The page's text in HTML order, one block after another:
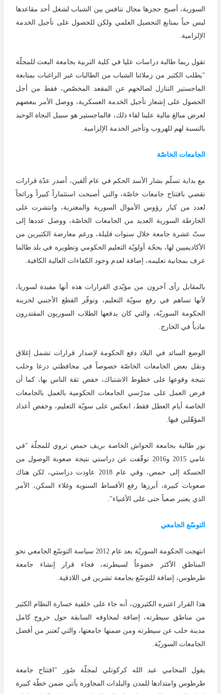
السورية، أصبح حجزها مجال تنافس بين الشباب لشغل أحد مقاعدها
ليس حباً بمتابع التحصيل العلمي ولكن للحصول على تأجيل الخدمة
الإلزامية.
تقول ريما طالبة دراسات عليا في كلية التربية بجامعة البعث للمجلّة
"يطلب الكثير من زملائنا الشباب من الطالبات غير الراغبات بمتابعة
الماجستير التنازل لصالحهم عن المقعد المخصّص، فقط من أجل
الحصول على إشعار تأجيل الخدمة العسكرية، ووصل الأمر ببعضهم
لعرض مبالغ مالية علينا لقاء ذلك، فالماجستير هو سبيل النجاة الوحيد
بالنسبة لهم للهروب وتأخير الخدمة الإلزامية.
الجامعات الخاصّة
مع بداية تسلّم بشار الأسد الحكم في عام ألفين، أصدر عدّة قرارات
تقضي بافتتاح جامعات خاصّة، والتي أصبحت استثماراً كبيراً ورائجاً
لعدد من كبار رؤوس الأموال السورية والمغتربة، وانتشرت على
الخارطة السورية العديد من الجامعات الخاصّة، ووصل عددها إلى
ستّ عشرة جامعة خلال سنوات قليلة، ورغم معارضة الكثيرين من
الأكاديميين لها، بحجّة أولويّة التعليم الحكومي وتطويره في بلد طالما
عرف بمجانية تعليمه، إضافة لعدم وجود الكفاءات العالية الكافية.
بالمقابل رأى آخرون من مؤيّدي القرارات هذه أنها مفيدة لسوريا،
لأنها تساهم في رفع سويّة التعليم، وتوفّر القطع الأجنبي لخزينة
الحكومة السوريّة، والتي كان يدفعها الطلاب السوريون المقتدرون
مادياُ في الخارج.
الوضع السائد في البلاد دفع الحكومة لإصدار قرارات تشمل إغلاق
ونقل بعض الجامعات الخاصّة خصوصاً في محافظتي درعا وحلب
نتيجة وقوعها على خطوط الاشتباك، خفض ثقة الناس بها، كما أن
فرض العمل على مدرّسي الجامعات الحكومية بالعمل بالجامعات
الخاصة أيام العطل فقط، انعكس على سويّة التعليم، وخفض أعداد
المؤهّلين فيها.
نور طالبة بجامعة الحواش الخاصة بريف حمص تروي للمجلّة "في
عامي 2015 و2016 توقّفت عن دراستي نتيجة صعوبة الوصول من
الحسكة إلى حمص، وفي عام 2018 عاودت دراستي، لكن هناك
صعوبات كبيرة، أبرزها رفع الأقساط السنوية وغلاء السكن، الأمر
الذي يعتبر صعباً حتى على الأغنياء".
التوسّع الجامعي
انتهجت الحكومة السوريّة بعد عام 2012 سياسة التوسّع الجامعي نحو
المناطق الأكثر خضوعاُ لسيطرته، فجاء قرار إنشاء جامعة
طرطوس، إضافة للتوسّع بجامعة تشرين في اللاذقية.
هذا القرار اعتبره الكثيرون، أنه جاء على خلفية خسارة النظام الكثير
من مناطق سيطرته، إضافة لمخاوفه السابقة حول خروج كامل
مدينة حلب عن سيطرته ومن ضمنها جامعتها، والتي تُعتبر من أفضل
الجامعات السوريّة.
يقول المحامي عبد الله كركوتلي لمجلّة صُوَر "افتتاح جامعة
طرطوس وامتدادها للمدن والبلدات المجاورة يأتي ضمن خطّة كبيرة